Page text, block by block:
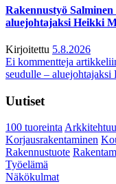
Rakennustyö
aluejohtajaksi Heikki
Kirjoitettu 5.8.2026
Ei kommentteja
seudulle –
Uutiset
100 tuoreinta
Korjausrakentaminen
Rakennustuote
Työelämä
Näkökulmat